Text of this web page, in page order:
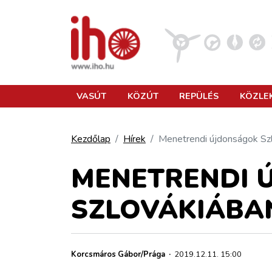
KÖZLEKEDÉSFEJLESZTÉS
ELLÁTÁSI LÁNC
VASÚT KÖZÚT REPÜLÉS
Kezdőlap Hírek Menetrendi újdonságok
MENETRENDI
Korcsmáros Gábor/Prága · 2019.12.11. 15:00